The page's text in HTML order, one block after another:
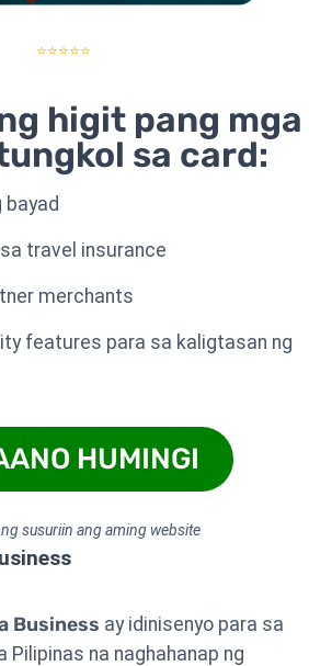
⭐⭐⭐⭐⭐
higit pang mga
sa card:
bayad
travel insurance
merchants
features para sa kaligtasan ng
HUMINGI
susuriin ang aming website
Business ay idinisenyo para sa
Pilipinas na naghahanap ng